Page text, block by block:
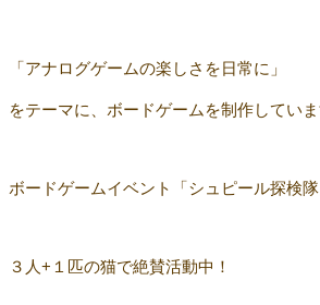
「アナログゲームの楽しさを日常に」
をテーマに、ボードゲームを制作していま
ボードゲームイベント「シュピール探検隊
３人+１匹の猫で絶賛活動中！